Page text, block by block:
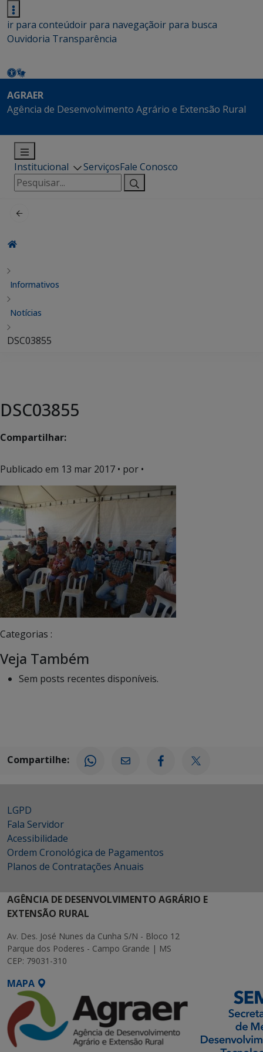
ir para conteúdoir para navegaçãoir para busca
Ouvidoria Transparência
AGRAER
Agência de Desenvolvimento Agrário e Extensão Rural
Institucional ServiçosFale Conosco
Pesquisar
por:
Informativos
Notícias
DSC03855
DSC03855
Compartilhar:
Publicado em 13 mar 2017 • por •
Categorias :
Veja Também
Sem posts recentes disponíveis.
Compartilhe:
LGPD
Fala Servidor
Acessibilidade
Ordem Cronológica de Pagamentos
Planos de Contratações Anuais
AGÊNCIA DE DESENVOLVIMENTO AGRÁRIO E
EXTENSÃO RURAL
Av. Des. José Nunes da Cunha S/N - Bloco 12
Parque dos Poderes - Campo Grande | MS
CEP: 79031-310
MAPA